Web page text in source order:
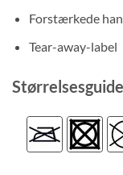
Forstærkede
Tear-away-label
Størrelsesguide